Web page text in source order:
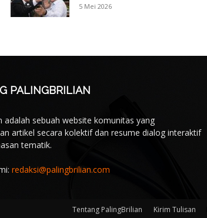
5 Mei 2026
PALINGBRILIAN
adalah sebuah website komunitas yang
artikel secara kolektif dan resume dialog interaktif
tematik.
redaksi@palingbrilian.com
Tentang PalingBrilian Kirim Tulisan